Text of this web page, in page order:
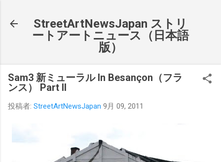
StreetArtNewsJapan ストリ
ートアートニュース（日本語
版）
Sam3 新ミューラル In Besançon（フラ
ンス） Part II
投稿者: StreetArtNewsJapan 9月 09, 2011